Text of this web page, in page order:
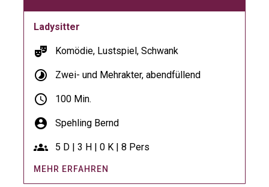
Ladysitter
theater_comedy Komödie, Lustspiel, Schwank
timelapse Zwei- und Mehrakter, abendfüllend
schedule 100 Min.
account_circle Spehling Bernd
groups 5 D | 3 H | 0 K | 8 Pers
MEHR ERFAHREN